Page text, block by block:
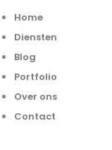
Home
Diensten
Blog
Portfolio
Over ons
Contact
Menu